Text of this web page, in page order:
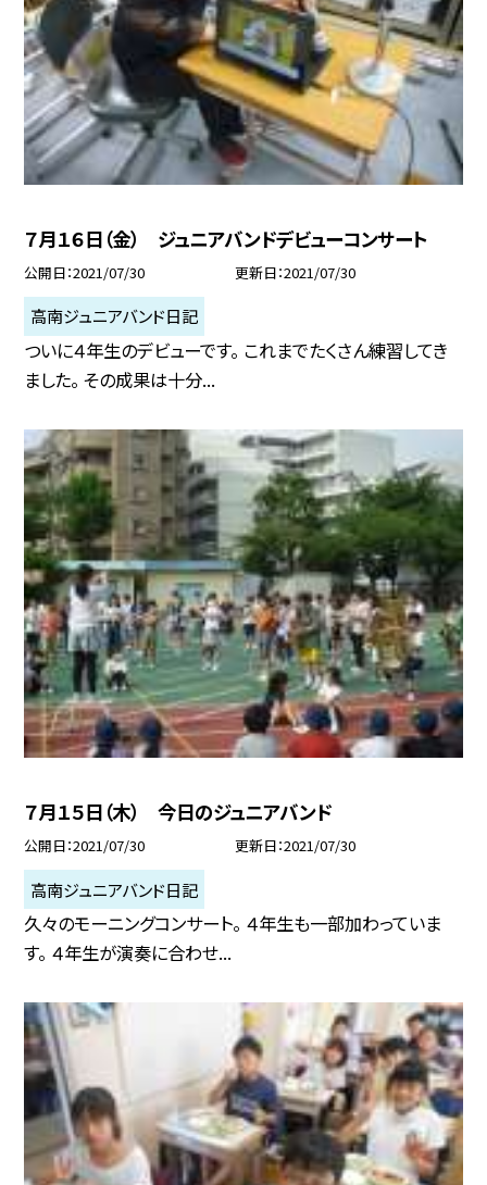
７月１６日（金） ジュニアバンドデビューコンサート
公開日 2021/07/30 更新日 2021/07/30
高南ジュニアバンド日記
ついに４年生のデビューです。 これまでたくさん練習してき
ました。 その成果は十分...
７月１５日（木） 今日のジュニアバンド
公開日 2021/07/30 更新日 2021/07/30
高南ジュニアバンド日記
久々のモーニングコンサート。 ４年生も一部加わっていま
す。 ４年生が演奏に合わせ...